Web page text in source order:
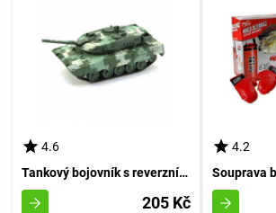
4.6
Tankový bojovník s reverzním tahem 16 cm - světlehnědý
205 Kč
4.2